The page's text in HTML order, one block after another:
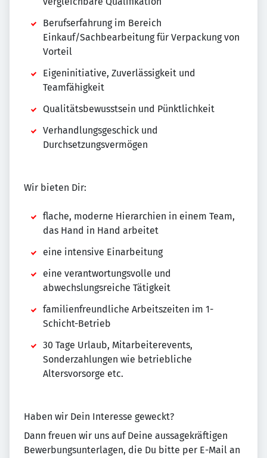
Berufserfahrung im Bereich
Einkauf/Sachbearbeitung für Verpackung von
Vorteil
Eigeninitiative, Zuverlässigkeit und
Teamfähigkeit
Qualitätsbewusstsein und Pünktlichkeit
Verhandlungsgeschick und
Durchsetzungsvermögen
Wir bieten Dir:
flache, moderne Hierarchien in einem Team,
das Hand in Hand arbeitet
eine intensive Einarbeitung
eine verantwortungsvolle und
abwechslungsreiche Tätigkeit
familienfreundliche Arbeitszeiten im 1-
Schicht-Betrieb
30 Tage Urlaub, Mitarbeiterevents,
Sonderzahlungen wie betriebliche
Altersvorsorge etc.
Haben wir Dein Interesse geweckt?
Dann freuen wir uns auf Deine aussagekräftigen
Bewerbungsunterlagen, die Du bitte per E-Mail an